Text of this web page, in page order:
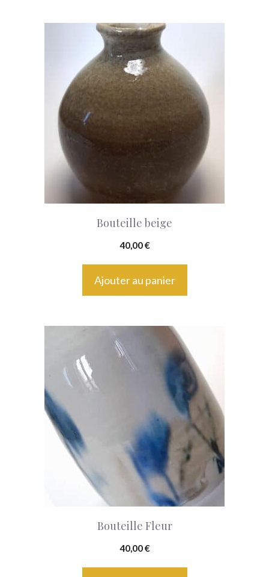
Bouteille beige
40,00€
Ajouter au panier
Bouteille Fleur
40,00€